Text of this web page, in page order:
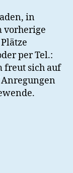
in
vorherige
per Tel.:
freut sich auf